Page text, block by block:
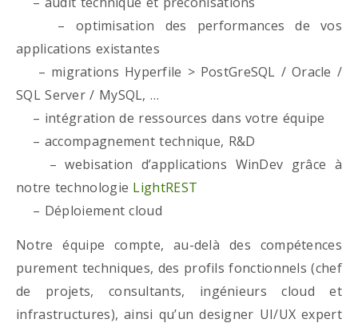
– optimisation des performances de vos
applications existantes
– migrations Hyperfile > PostGreSQL / Oracle /
SQL Server / MySQL, …
– intégration de ressources dans votre équipe
– accompagnement technique, R&D
– webisation d’applications WinDev grâce à
notre technologie LightREST
– Déploiement cloud
Notre équipe compte, au-delà des compétences
purement techniques, des profils fonctionnels (chef
de projets, consultants, ingénieurs cloud et
infrastructures), ainsi qu’un designer UI/UX expert